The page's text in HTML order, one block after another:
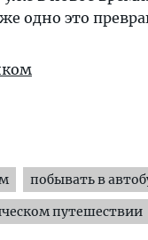
одно это
побывать в
путешествии